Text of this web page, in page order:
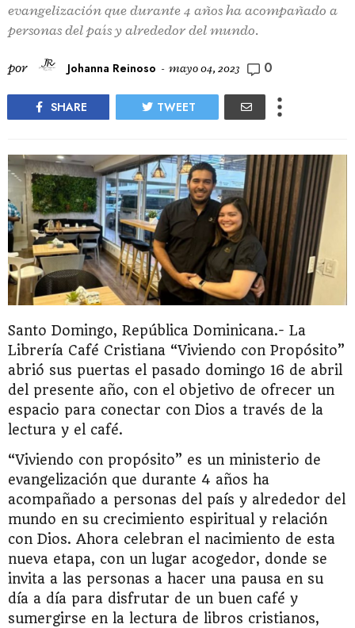
evangelización que durante 4 años ha acompañado a
personas del país y alrededor del mundo.
por Johanna Reinoso - mayo 04, 2023 0
SHARE TWEET
Santo Domingo, República Dominicana.- La
Librería Café Cristiana “Viviendo con Propósito”
abrió sus puertas el pasado domingo 16 de abril
del presente año, con el objetivo de ofrecer un
espacio para conectar con Dios a través de la
lectura y el café.
“Viviendo con propósito” es un ministerio de
evangelización que durante 4 años ha
acompañado a personas del país y alrededor del
mundo en su crecimiento espiritual y relación
con Dios. Ahora celebran el nacimiento de esta
nueva etapa, con un lugar acogedor, donde se
invita a las personas a hacer una pausa en su
día a día para disfrutar de un buen café y
sumergirse en la lectura de libros cristianos,